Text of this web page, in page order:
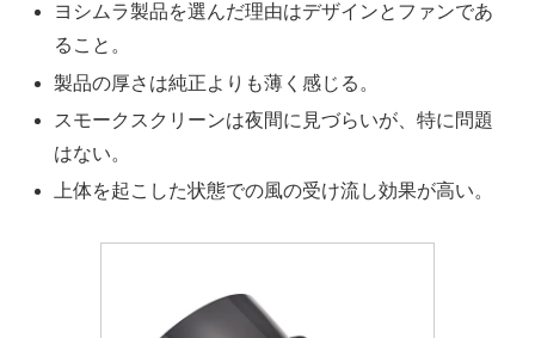
ヨシムラ製品を選んだ理由はデザインとファンであ
ること。
製品の厚さは純正よりも薄く感じる。
スモークスクリーンは夜間に見づらいが、特に問題
はない。
上体を起こした状態での風の受け流し効果が高い。